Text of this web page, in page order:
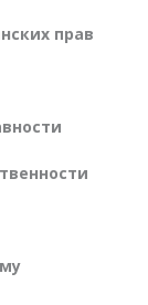
прав